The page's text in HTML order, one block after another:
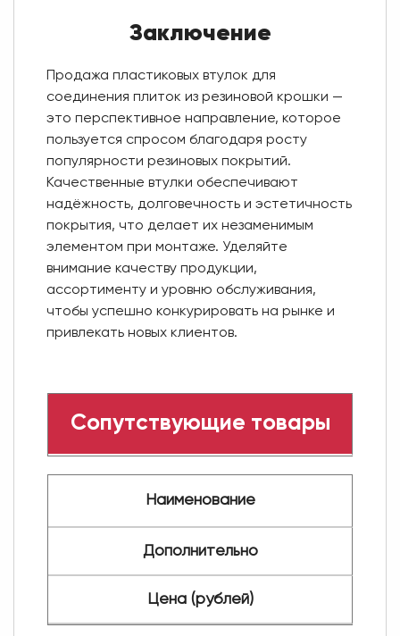
Заключение
Продажа пластиковых втулок для
соединения плиток из резиновой крошки —
это перспективное направление, которое
пользуется спросом благодаря росту
популярности резиновых покрытий.
Качественные втулки обеспечивают
надёжность, долговечность и эстетичность
покрытия, что делает их незаменимым
элементом при монтаже. Уделяйте
внимание качеству продукции,
ассортименту и уровню обслуживания,
чтобы успешно конкурировать на рынке и
привлекать новых клиентов.
Сопутствующие товары
Наименование
Дополнительно
Цена (рублей)